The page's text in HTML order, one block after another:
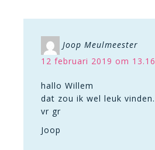
Joop Meulmeester
12 februari 2019 om 13.16
hallo Willem
dat zou ik wel leuk vinden.
vr gr
Joop